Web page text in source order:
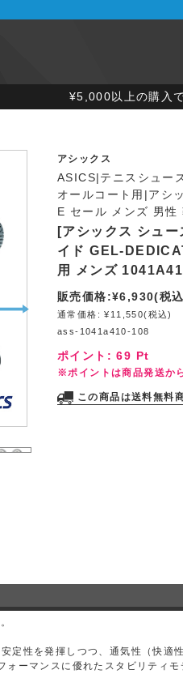
¥5,000以上の購入
アシックス
ASICS|テニスシュー
オールコート用|アシ
E セール メンズ 男性
[アシックス シュ
イド GEL-
用 メンズ
販売価格:¥6,930(税
通常価格: ¥11,550(税込)
ass-1041a410-108
ポイント:69 Pt
※ポイントは商品発送か
この商品は送料無料
性を発揮しつつ、通気性（快適性
ーマンスに優れたスタビリティモ